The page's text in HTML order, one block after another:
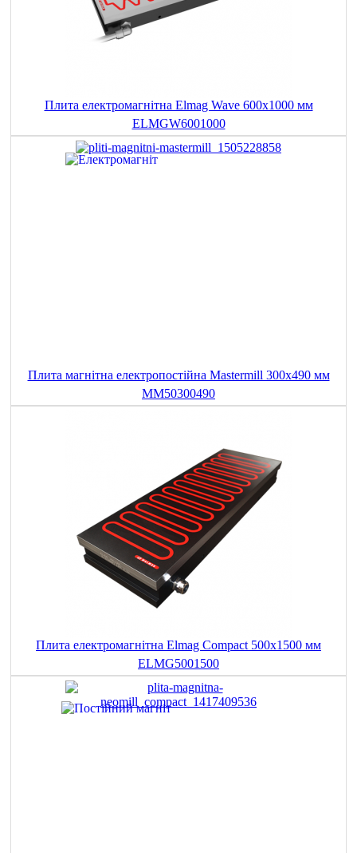
Плита електромагнітна Elmag Wave 600x1000 мм
ELMGW6001000
Плита магнітна електропостійна Mastermill 300x490 мм
MM50300490
Плита електромагнітна Elmag Compact 500x1500 мм
ELMG5001500